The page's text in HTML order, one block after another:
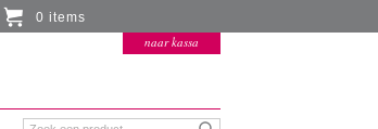
0 items
Er zitten momenteel geen artikelen in de
naar kassa